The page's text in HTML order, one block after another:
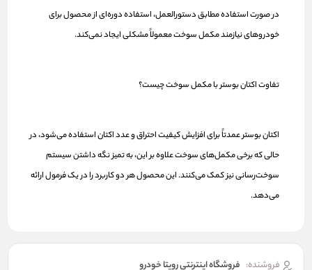
در صورت استفاده مطابق دستورالعمل، استفاده دوره‌ای از محصول برای
خودروهای نیازمند مکمل سوخت معمولاً مشکلی ایجاد نمی‌کند.
تفاوت اکتان بوستر با مکمل سوخت چیست؟
اکتان بوستر عمدتاً برای افزایش کیفیت احتراق و عدد اکتان استفاده می‌شود، در
حالی که برخی مکمل‌های سوخت علاوه بر این، به تمیز نگه داشتن سیستم
سوخت‌رسانی نیز کمک می‌کنند. این محصول هر دو کاربرد را در یک فرمول ارائه
می‌دهد.
فروشنده: فروشگاه اینترنتی رویتا خودرو